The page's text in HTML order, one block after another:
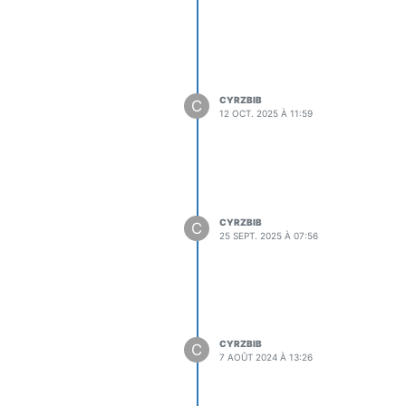
d’un système de
C
CYRZBIB
12 OCT. 2025 À 11:59
C
CYRZBIB
25 SEPT. 2025 À 07:56
C
CYRZBIB
7 AOÛT 2024 À 13:26